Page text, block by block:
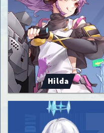
Hilda